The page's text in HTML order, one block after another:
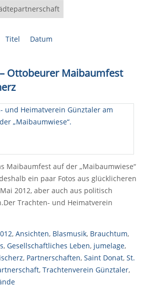
Titel Datum
Ottobeurer Maibaumfest
Maibaumfest auf der „Maibaumwiese“
ein paar Fotos aus glücklicheren
2012, aber auch aus politisch
Trachten- und Heimatverein
, Ansichten, Blasmusik, Brauchtum,
, Gesellschaftliches Leben, jumelage,
, Partnerschaften, Saint Donat, St.
, Trachtenverein Günztaler,